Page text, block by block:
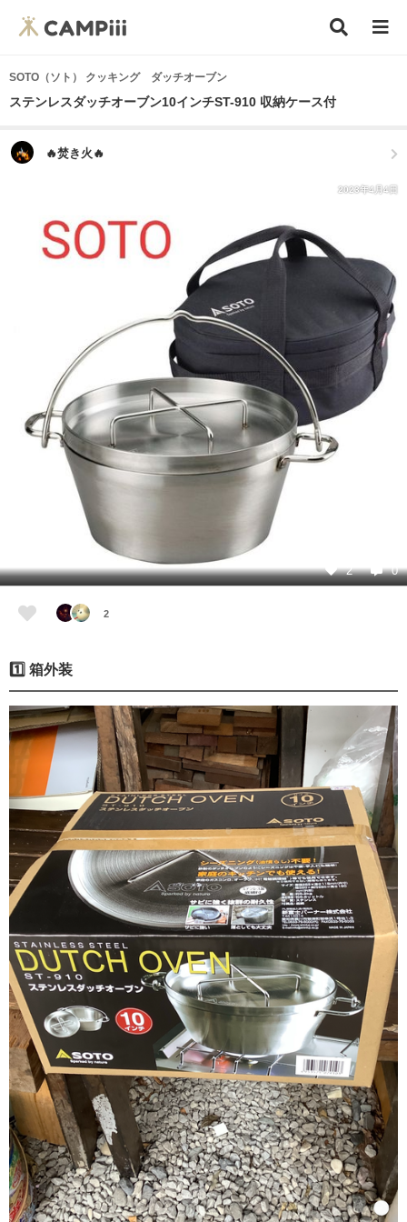
SOTO（ソト） クッキング ダッチオーブン
ステンレスダッチオーブン10インチST-910 収納ケース付
🔥焚き火🔥
2023年4月4日
2 0
2
1️⃣ 箱外装